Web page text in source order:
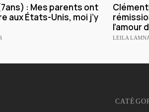
: Mes parents ont
aux États-Unis, moi j’y
l’amour
LEILA